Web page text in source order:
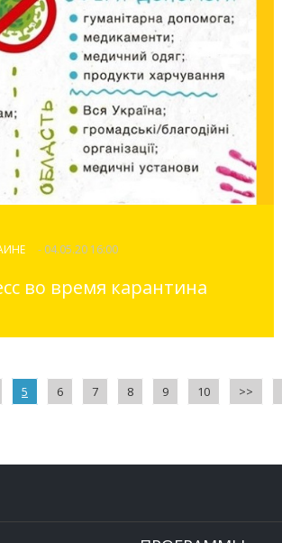
- 04.05.20 16:00
во время карантина
5 6 7 8 9 10 >>